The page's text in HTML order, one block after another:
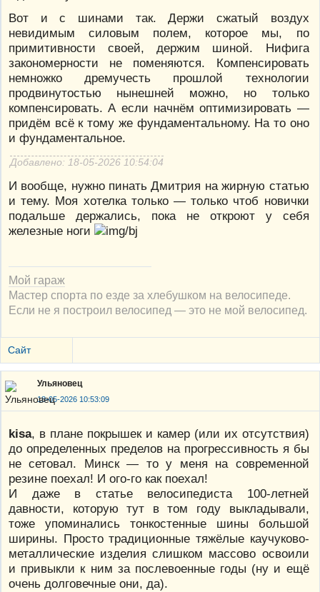
Вот и с шинами так. Держи сжатый воздух
невидимым силовым полем, которое мы, по
примитивности своей, держим шиной. Нифига
закономерности не поменяются. Компенсировать
немножко дремучесть прошлой технологии
продвинутостью нынешней можно, но только
компенсировать. А если начнём оптимизировать —
придём всё к тому же фундаментальному. На то оно
и фундаментальное.
Добавлено: 18-05-2026 10:54:04
И вообще, нужно пинать Дмитрия на жирную статью
и тему. Моя хотелка только — только чтоб новички
подальше держались, пока не откроют у себя
железные ноги
Мой гараж
Мастер спорта по езде за хлебушком на велосипеде.
Если не я построил велосипед — это не мой велосипед.
Сайт
Ульяновец
18-05-2026 10:53:09
kisa, в плане покрышек и камер (или их отсутствия)
до определенных пределов на прогрессивность я бы
не сетовал. Минск — то у меня на современной
резине поехал! И ого-го как поехал!
И даже в статье велосипедиста 100-летней
давности, которую тут в том году выкладывали,
тоже упоминались тонкостенные шины большой
ширины. Просто традиционные тяжёлые каучуково-
металлические изделия слишком массово освоили
и привыкли к ним за послевоенные годы (ну и ещё
очень долговечные они, да).